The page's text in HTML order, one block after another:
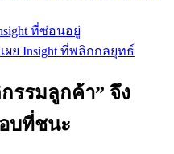
ที่ซ่อนอยู่
ผย Insight ที่พลิกกลยุทธ์
รรมลูกค้า” จึง
บที่ชนะ